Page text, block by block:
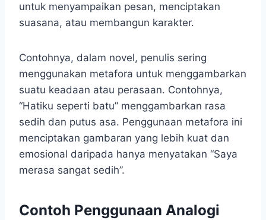
untuk menyampaikan pesan, menciptakan
suasana, atau membangun karakter.
Contohnya, dalam novel, penulis sering
menggunakan metafora untuk menggambarkan
suatu keadaan atau perasaan. Contohnya,
“Hatiku seperti batu” menggambarkan rasa
sedih dan putus asa. Penggunaan metafora ini
menciptakan gambaran yang lebih kuat dan
emosional daripada hanya menyatakan “Saya
merasa sangat sedih”.
Contoh Penggunaan Analogi